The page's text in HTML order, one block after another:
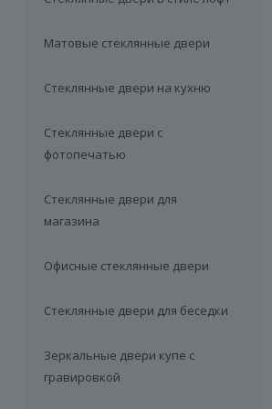
Матовые стеклянные двери
Стеклянные двери на кухню
Стеклянные двери с
фотопечатью
Стеклянные двери для
магазина
Офисные стеклянные двери
Стеклянные двери для беседки
Зеркальные двери купе с
гравировкой